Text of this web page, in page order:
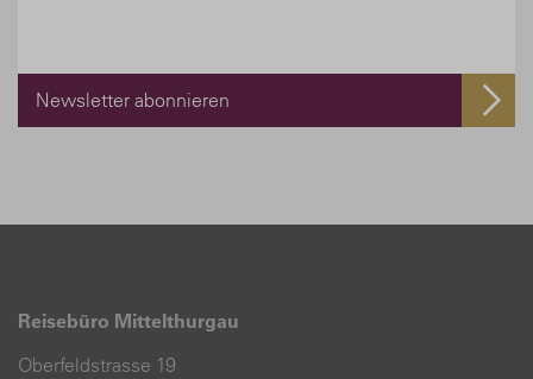
Newsletter abonnieren
Reisebüro Mittelthurgau
Oberfeldstrasse 19